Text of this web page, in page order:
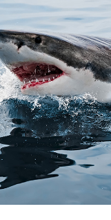
случаев
с надувными
таких
— сказал
СМЕРТЬ